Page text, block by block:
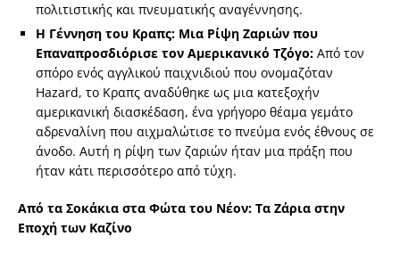
πολιτιστικής και πνευματικής αναγέννησης.
Η Γέννηση του Κραπς: Μια Ρίψη Ζαριών που
Επαναπροσδιόρισε τον Αμερικανικό Τζόγο: Από τον
σπόρο ενός αγγλικού παιχνιδιού που ονομαζόταν
Hazard, το Κραπς αναδύθηκε ως μια κατεξοχήν
αμερικανική διασκέδαση, ένα γρήγορο θέαμα γεμάτο
αδρεναλίνη που αιχμαλώτισε το πνεύμα ενός έθνους σε
άνοδο. Αυτή η ρίψη των ζαριών ήταν μια πράξη που
ήταν κάτι περισσότερο από τύχη.
Από τα Σοκάκια στα Φώτα του Νέον: Τα Ζάρια στην
Εποχή των Καζίνο